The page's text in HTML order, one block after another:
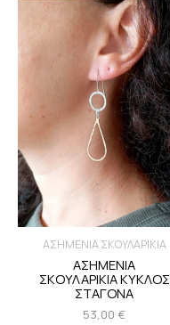
ΑΣΗΜΕΝΙΑ ΣΚΟΥΛΑΡΙΚΙΑ
ΑΣΗΜΕΝΙΑ
ΣΚΟΥΛΑΡΙΚΙΑ ΚΥΚΛΟΣ
ΣΤΑΓΟΝΑ
53,00 €